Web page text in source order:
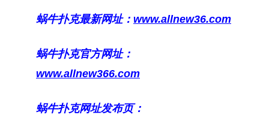
蜗牛扑克最新网址： www.allnew36.com
蜗牛扑克官方网址：
www.allnew366.com
蜗牛扑克网址发布页：